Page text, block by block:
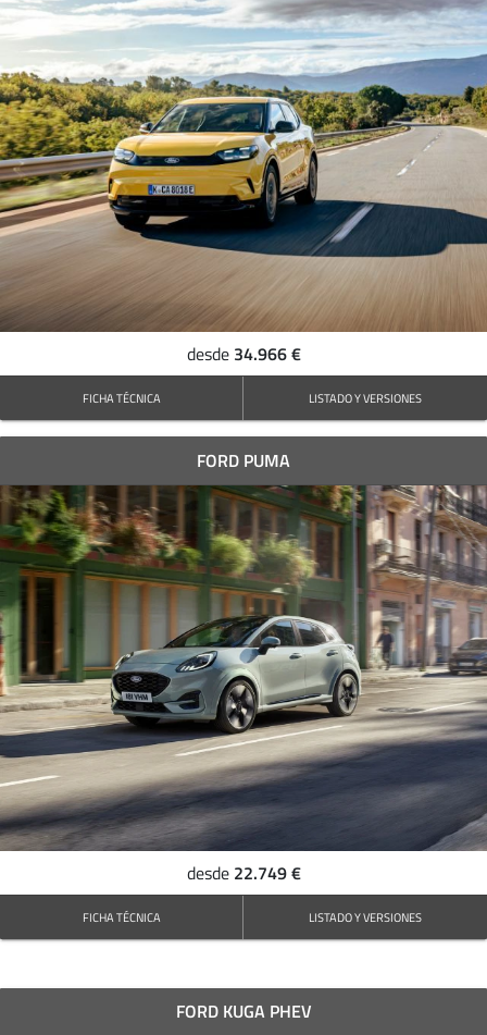
desde 34.966 €
FICHA TÉCNICA LISTADO Y VERSIONES
FORD PUMA
desde 22.749 €
FICHA TÉCNICA LISTADO Y VERSIONES
FORD KUGA PHEV